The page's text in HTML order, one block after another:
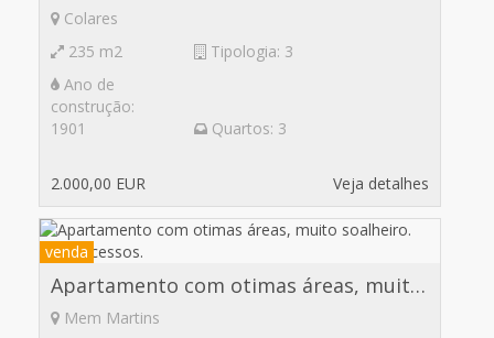
Colares
235 m2
Tipologia: 3
Ano de
construção:
1901
Quartos: 3
2.000,00 EUR Veja detalhes
venda
Apartamento com otimas áreas, muito soalheiro. Bons acessos.
Mem Martins